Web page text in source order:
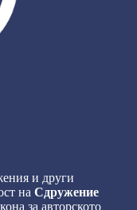
и други
наСдружение
за авторското